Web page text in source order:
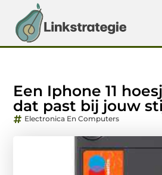
Een Iphone 11
dat past bij jouw
Electronica En Computers